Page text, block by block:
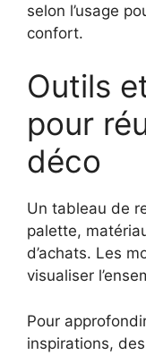
selon l’usage
confort.
Outils
pour
déco
Un tableau de
palette,
d’achats. Les
visualiser
Pour
inspirations,